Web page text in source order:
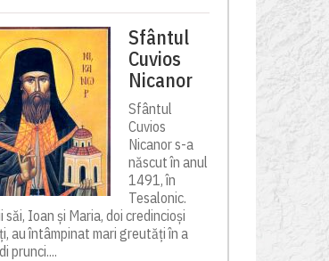
Sfântul
Cuvios
Nicanor
Sfântul
Cuvios
Nicanor s-a
născut în anul
1491, în
Tesalonic.
săi, Ioan și Maria, doi credincioși
au întâmpinat mari greutăți în a
prunci....